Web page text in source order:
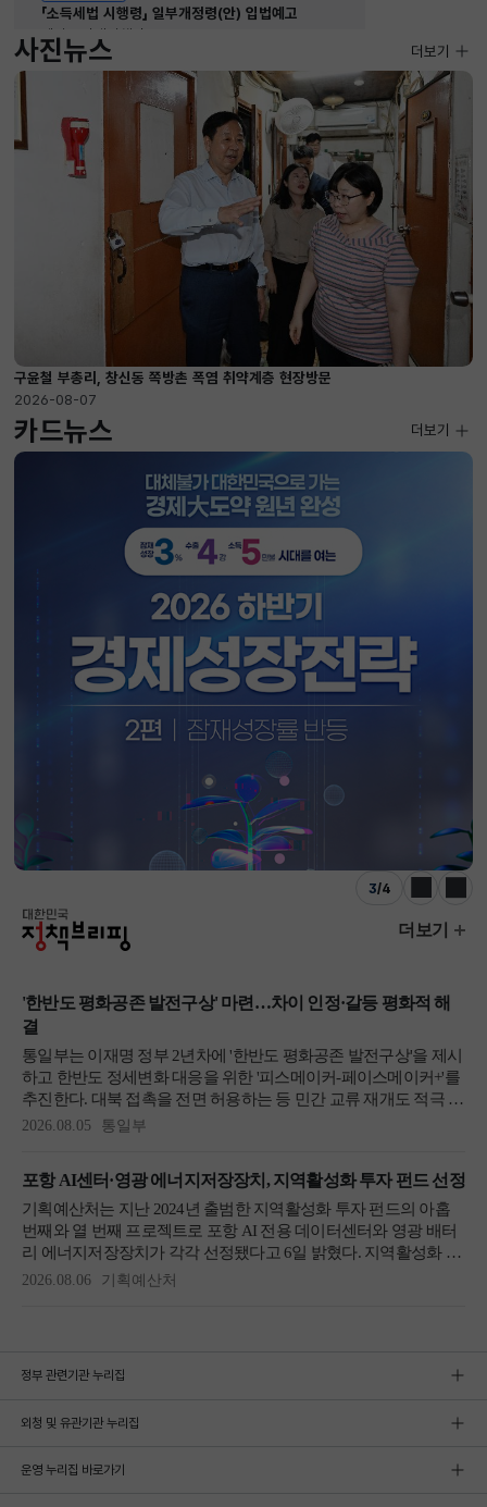
「소득세법 시행령」 일부개정령(안) 입법예고
재산소비세정책관
2026-08-07 ~ 2026-09-10
사진뉴스
구윤철 부총리, 창신동 쪽방촌 폭염 취약계층 현장방문
2026-08-07
사진뉴스
더보기
카드뉴스
3/4
이전 다음
더보기
정부 관련기관 누리집
외청 및 유관기관 누리집
운영 누리집 바로가기